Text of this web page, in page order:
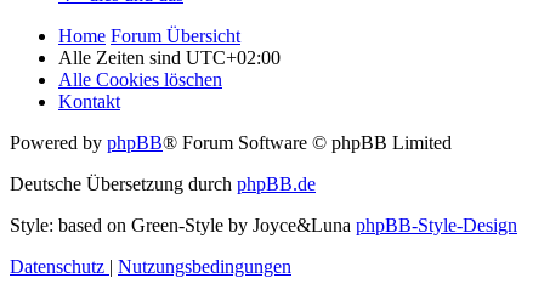
Home Forum Übersicht
Alle Zeiten sind UTC+02:00
Alle Cookies löschen
Kontakt
Powered by phpBB® Forum Software © phpBB Limited
Deutsche Übersetzung durch phpBB.de
Style: based on Green-Style by Joyce&Luna phpBB-Style-Design
Datenschutz | Nutzungsbedingungen